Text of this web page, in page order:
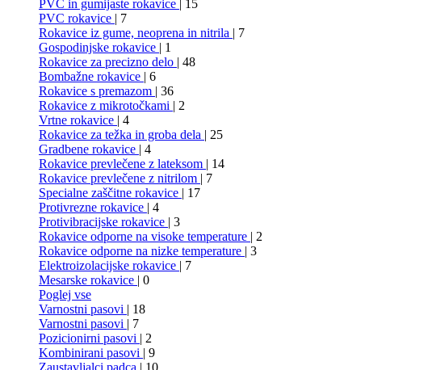
PVC in gumijaste rokavice | 15
PVC rokavice | 7
Rokavice iz gume, neoprena in nitrila | 7
Gospodinjske rokavice | 1
Rokavice za precizno delo | 48
Bombažne rokavice | 6
Rokavice s premazom | 36
Rokavice z mikrotočkami | 2
Vrtne rokavice | 4
Rokavice za težka in groba dela | 25
Gradbene rokavice | 4
Rokavice prevlečene z lateksom | 14
Rokavice prevlečene z nitrilom | 7
Specialne zaščitne rokavice | 17
Protivrezne rokavice | 4
Protivibracijske rokavice | 3
Rokavice odporne na visoke temperature | 2
Rokavice odporne na nizke temperature | 3
Elektroizolacijske rokavice | 7
Mesarske rokavice | 0
Poglej vse
Varnostni pasovi | 18
Varnostni pasovi | 7
Pozicionirni pasovi | 2
Kombinirani pasovi | 9
Zaustavljalci padca | 10